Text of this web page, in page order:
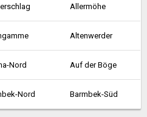
Allermöhe
Altenwerder
Nord Auf der Böge
Nord Barmbek-Süd